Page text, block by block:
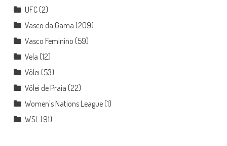
UFC(2)
Vasco da Gama (209)
Vasco Feminino (59)
Vela (12)
Vôlei (53)
Vôlei de Praia (22)
Women's Nations League(1)
WSL(91)